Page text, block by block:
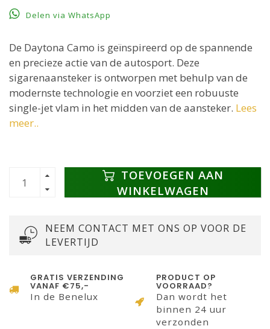
Delen via WhatsApp
De Daytona Camo is geïnspireerd op de spannende
en precieze actie van de autosport. Deze
sigarenaansteker is ontworpen met behulp van de
modernste technologie en voorziet een robuuste
single-jet vlam in het midden van de aansteker. Lees
meer..
TOEVOEGEN AAN
WINKELWAGEN
NEEM CONTACT MET ONS OP VOOR DE
LEVERTIJD
GRATIS VERZENDING
VANAF €75,-
In de Benelux
PRODUCT OP
VOORRAAD?
Dan wordt het
binnen 24 uur
verzonden